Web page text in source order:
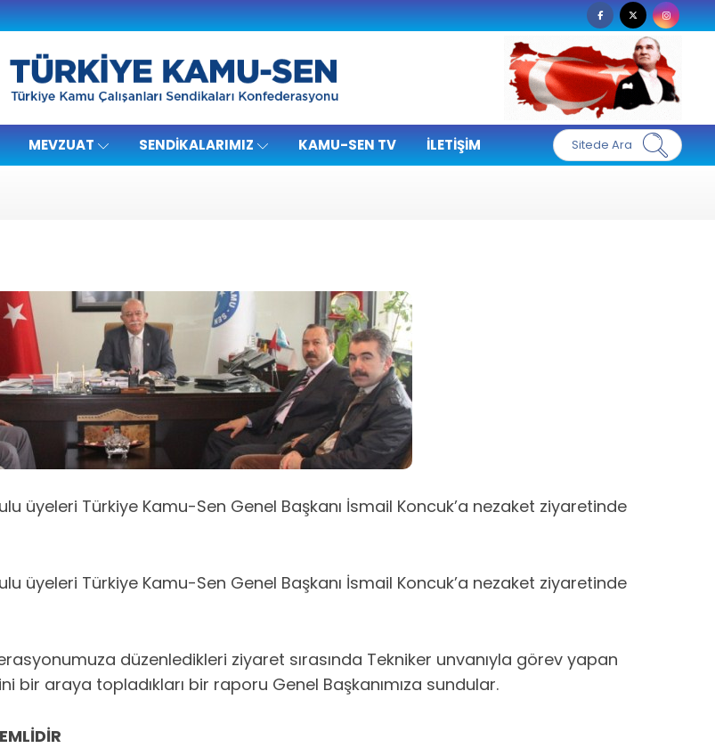
MEVZUAT SENDIKALARIMIZ KAMU-SEN TV İLETIŞIM
üyeleri Türkiye Kamu-Sen Genel Başkanı İsmail Koncuk’a nezaket ziyaretinde
üyeleri Türkiye Kamu-Sen Genel Başkanı İsmail Koncuk’a nezaket ziyaretinde
düzenledikleri ziyaret sırasında Tekniker unvanıyla görev yapan
araya topladıkları bir raporu Genel Başkanımıza sundular.